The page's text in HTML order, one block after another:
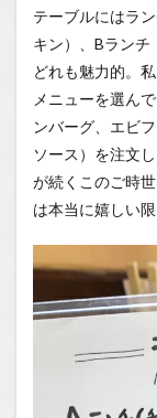
テーブルにはラ
キン）、Bランチ
どれも魅力的。
メニューを選ん
ンバーグ、エビ
ソース）を注文
が続くこのご時
は本当に嬉しい限